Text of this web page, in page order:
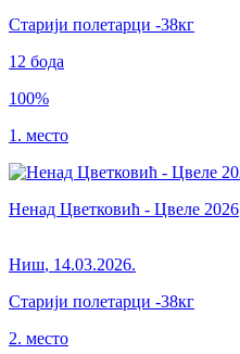
Старији полетарци -38кг
12 бода
100%
1. место
Ненад Цветковић - Цвеле 2026
Ниш, 14.03.2026.
Старији полетарци -38кг
2. место